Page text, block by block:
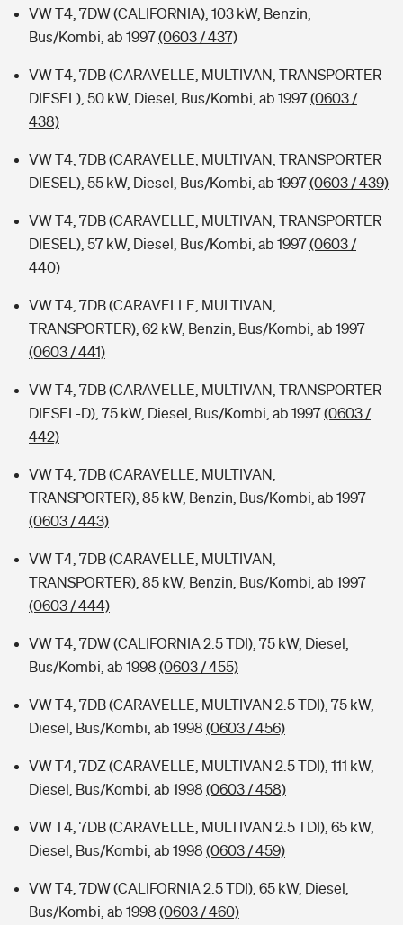
VW T4, 7DW (CALIFORNIA), 103 kW, Benzin,
Bus/Kombi, ab 1997(0603 / 437)
VW T4, 7DB (CARAVELLE, MULTIVAN, TRANSPORTER
DIESEL), 50 kW, Diesel, Bus/Kombi, ab 1997(0603 /
438)
VW T4, 7DB (CARAVELLE, MULTIVAN, TRANSPORTER
DIESEL), 55 kW, Diesel, Bus/Kombi, ab 1997(0603 / 439)
VW T4, 7DB (CARAVELLE, MULTIVAN, TRANSPORTER
DIESEL), 57 kW, Diesel, Bus/Kombi, ab 1997(0603 /
440)
VW T4, 7DB (CARAVELLE, MULTIVAN,
TRANSPORTER), 62 kW, Benzin, Bus/Kombi, ab 1997
(0603 / 441)
VW T4, 7DB (CARAVELLE, MULTIVAN, TRANSPORTER
DIESEL-D), 75 kW, Diesel, Bus/Kombi, ab 1997(0603 /
442)
VW T4, 7DB (CARAVELLE, MULTIVAN,
TRANSPORTER), 85 kW, Benzin, Bus/Kombi, ab 1997
(0603 / 443)
VW T4, 7DB (CARAVELLE, MULTIVAN,
TRANSPORTER), 85 kW, Benzin, Bus/Kombi, ab 1997
(0603 / 444)
VW T4, 7DW (CALIFORNIA 2.5 TDI), 75 kW, Diesel,
Bus/Kombi, ab 1998 (0603 / 455)
VW T4, 7DB (CARAVELLE, MULTIVAN 2.5 TDI), 75 kW,
Diesel, Bus/Kombi, ab 1998 (0603 / 456)
VW T4, 7DZ (CARAVELLE, MULTIVAN 2.5 TDI), 111 kW,
Diesel, Bus/Kombi, ab 1998 (0603 / 458)
VW T4, 7DB (CARAVELLE, MULTIVAN 2.5 TDI), 65 kW,
Diesel, Bus/Kombi, ab 1998 (0603 / 459)
VW T4, 7DW (CALIFORNIA 2.5 TDI), 65 kW, Diesel,
Bus/Kombi, ab 1998 (0603 / 460)